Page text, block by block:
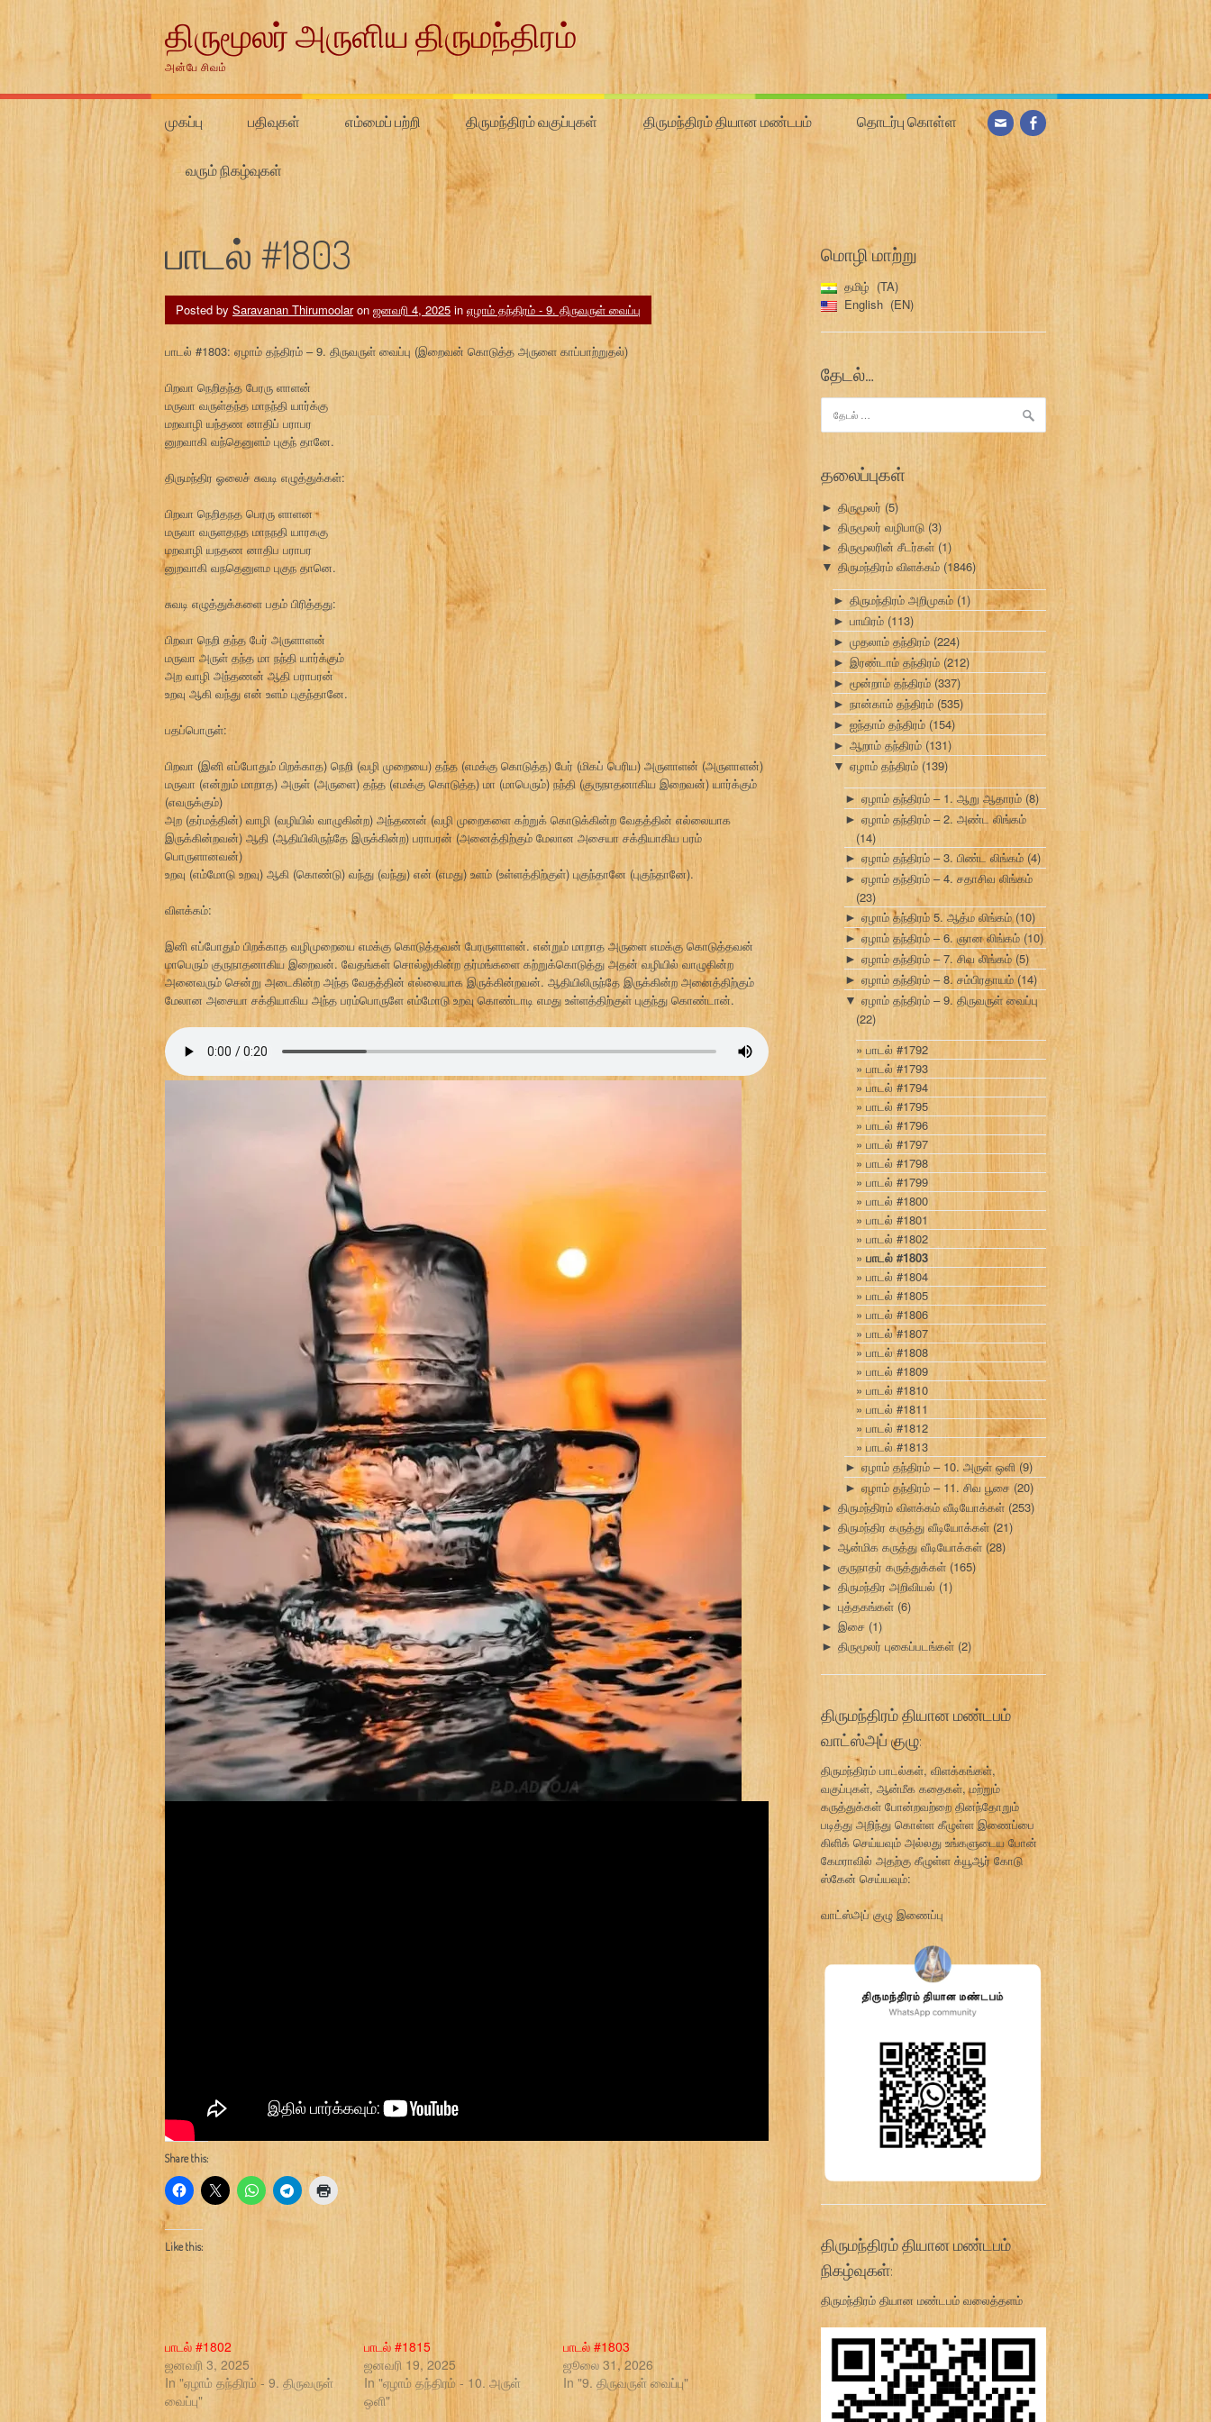
திருமூலர் அருளிய திருமந்திரம்
அன்பே சிவம்
முகப்பு பதிவுகள் எம்மைப் பற்றி திருமந்திரம் வகுப்புகள் திருமந்திரம் தியான மண்டபம் தொடர்பு கொள்ள
வரும் நிகழ்வுகள்
பாடல் #1803
Posted by Saravanan Thirumoolaron ஜனவரி 4, 2025 in ஏழாம் தந்திரம் - 9. திருவருள் வைப்பு
பாடல் #1803: ஏழாம் தந்திரம் – 9. திருவருள் வைப்பு (இறைவன் கொடுத்த அருளை காப்பாற்றுதல்)
பிறவா நெறிதந்த பேரரு ளாளன்
மருவா வருள்தந்த மாநந்தி யார்க்கு
மறவாழி யந்தண னாதிப் பராபர
னுறவாகி வந்தெனுளம் புகுந் தானே.
திருமந்திர ஓலைச் சுவடி எழுத்துக்கள்:
பிறவா நெறிதநத பெரரு ளாளன
மருவா வருளதநத மாநநதி யாரககு
மறவாழி யநதண னாதிப பராபர
னுறவாகி வநதெனுளம புகுந தானெ.
சுவடி எழுத்துக்களை பதம் பிரித்தது:
பிறவா நெறி தந்த பேர் அருளாளன்
மருவா அருள் தந்த மா நந்தி யார்க்கும்
அற வாழி அந்தணன் ஆதி பராபரன்
உறவு ஆகி வந்து என் உளம் புகுந்தானே.
பதப்பொருள்:
பிறவா (இனி எப்போதும் பிறக்காத) நெறி (வழி முறையை) தந்த (எமக்கு கொடுத்த) பேர் (மிகப் பெரிய) அருளாளன் (அருளாளன்)
மருவா (என்றும் மாறாத) அருள் (அருளை) தந்த (எமக்கு கொடுத்த) மா (மாபெரும்) நந்தி (குருநாதனாகிய இறைவன்) யார்க்கும்
(எவருக்கும்)
அற (தர்மத்தின்) வாழி (வழியில் வாழுகின்ற) அந்தணன் (வழி முறைகளை கற்றுக் கொடுக்கின்ற வேதத்தின் எல்லையாக
இருக்கின்றவன்) ஆதி (ஆதியிலிருந்தே இருக்கின்ற) பராபரன் (அனைத்திற்கும் மேலான அசையா சக்தியாகிய பரம்
பொருளானவன்)
உறவு (எம்மோடு உறவு) ஆகி (கொண்டு) வந்து (வந்து) என் (எமது) உளம் (உள்ளத்திற்குள்) புகுந்தானே (புகுந்தானே).
விளக்கம்:
இனி எப்போதும் பிறக்காத வழிமுறையை எமக்கு கொடுத்தவன் பேரருளாளன். என்றும் மாறாத அருளை எமக்கு கொடுத்தவன்
மாபெரும் குருநாதனாகிய இறைவன். வேதங்கள் சொல்லுகின்ற தர்மங்களை கற்றுக்கொடுத்து அதன் வழியில் வாழுகின்ற
அனைவரும் சென்று அடைகின்ற அந்த வேதத்தின் எல்லையாக இருக்கின்றவன். ஆதியிலிருந்தே இருக்கின்ற அனைத்திற்கும்
மேலான அசையா சக்தியாகிய அந்த பரம்பொருளே எம்மோடு உறவு கொண்டாடி எமது உள்ளத்திற்குள் புகுந்து கொண்டான்.
Share this:
Like this:
பாடல் #1802
ஜனவரி 3, 2025
In "ஏழாம் தந்திரம் - 9. திருவருள்
வைப்பு"
பாடல் #1815
ஜனவரி 19, 2025
In "ஏழாம் தந்திரம் - 10. அருள்
ஒளி"
பாடல் #1803
ஜூலை 31, 2026
In "9. திருவருள் வைப்பு"
மொழி மாற்று
தமிழ்
TA
English
EN
தேடல்…
தேடு:
தலைப்புகள்
► திருமூலர் (5)
► திருமூலர் வழிபாடு (3)
► திருமூலரின் சீடர்கள் (1)
▼ திருமந்திரம் விளக்கம் (1846)
► திருமந்திரம் அறிமுகம் (1)
► பாயிரம் (113)
► முதலாம் தந்திரம் (224)
► இரண்டாம் தந்திரம் (212)
► மூன்றாம் தந்திரம் (337)
► நான்காம் தந்திரம் (535)
► ஐந்தாம் தந்திரம் (154)
► ஆறாம் தந்திரம் (131)
▼ ஏழாம் தந்திரம் (139)
► ஏழாம் தந்திரம் – 1. ஆறு ஆதாரம் (8)
► ஏழாம் தந்திரம் – 2. அண்ட லிங்கம்
(14)
► ஏழாம் தந்திரம் – 3. பிண்ட லிங்கம் (4)
► ஏழாம் தந்திரம் – 4. சதாசிவ லிங்கம்
(23)
► ஏழாம் தந்திரம் 5. ஆத்ம லிங்கம்(10)
► ஏழாம் தந்திரம் – 6. ஞான லிங்கம் (10)
► ஏழாம் தந்திரம் – 7. சிவ லிங்கம்(5)
► ஏழாம் தந்திரம் – 8. சம்பிரதாயம்(14)
▼ ஏழாம் தந்திரம் – 9. திருவருள் வைப்பு
(22)
பாடல் #1792
பாடல் #1793
பாடல் #1794
பாடல் #1795
பாடல் #1796
பாடல் #1797
பாடல் #1798
பாடல் #1799
பாடல் #1800
பாடல் #1801
பாடல் #1802
பாடல் #1803
பாடல் #1804
பாடல் #1805
பாடல் #1806
பாடல் #1807
பாடல் #1808
பாடல் #1809
பாடல் #1810
பாடல் #1811
பாடல் #1812
பாடல் #1813
► ஏழாம் தந்திரம் – 10. அருள் ஒளி (9)
► ஏழாம் தந்திரம் – 11. சிவ பூசை (20)
► திருமந்திரம் விளக்கம் வீடியோக்கள் (253)
► திருமந்திர கருத்து வீடியோக்கள் (21)
► ஆன்மிக கருத்து வீடியோக்கள் (28)
► குருநாதர் கருத்துக்கள் (165)
► திருமந்திர அறிவியல் (1)
► புத்தகங்கள் (6)
► இசை (1)
► திருமூலர் புகைப்படங்கள் (2)
திருமந்திரம் தியான மண்டபம்
வாட்ஸ்அப் குழு:
திருமந்திரம் பாடல்கள், விளக்கங்கள்,
வகுப்புகள், ஆன்மீக கதைகள், மற்றும்
கருத்துக்கள் போன்றவற்றை தினந்தோறும்
படித்து அறிந்து கொள்ள கீழுள்ள இணைப்பை
கிளிக் செய்யவும் அல்லது உங்களுடைய போன்
கேமராவில் அதற்கு கீழுள்ள க்யூஆர் கோடு
ஸ்கேன் செய்யவும்:
வாட்ஸ்அப் குழு இணைப்பு
திருமந்திரம் தியான மண்டபம்
நிகழ்வுகள்:
திருமந்திரம் தியான மண்டபம் வலைத்தளம்